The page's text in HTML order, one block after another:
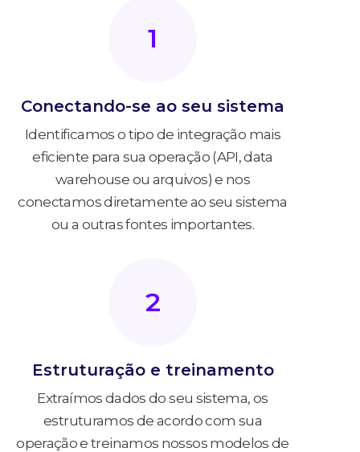
1
Conectando-se ao seu sistema
Identificamos o tipo de integração mais
eficiente para sua operação (API, data
warehouse ou arquivos) e nos
conectamos diretamente ao seu sistema
ou a outras fontes importantes.
2
Estruturação e treinamento
Extraímos dados do seu sistema, os
estruturamos de acordo com sua
operação e treinamos nossos modelos de